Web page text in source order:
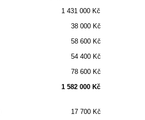
1 431 000 Kč
38 000 Kč
58 600 Kč
54 400 Kč
78 600 Kč
1 582 000 Kč
17 700 Kč